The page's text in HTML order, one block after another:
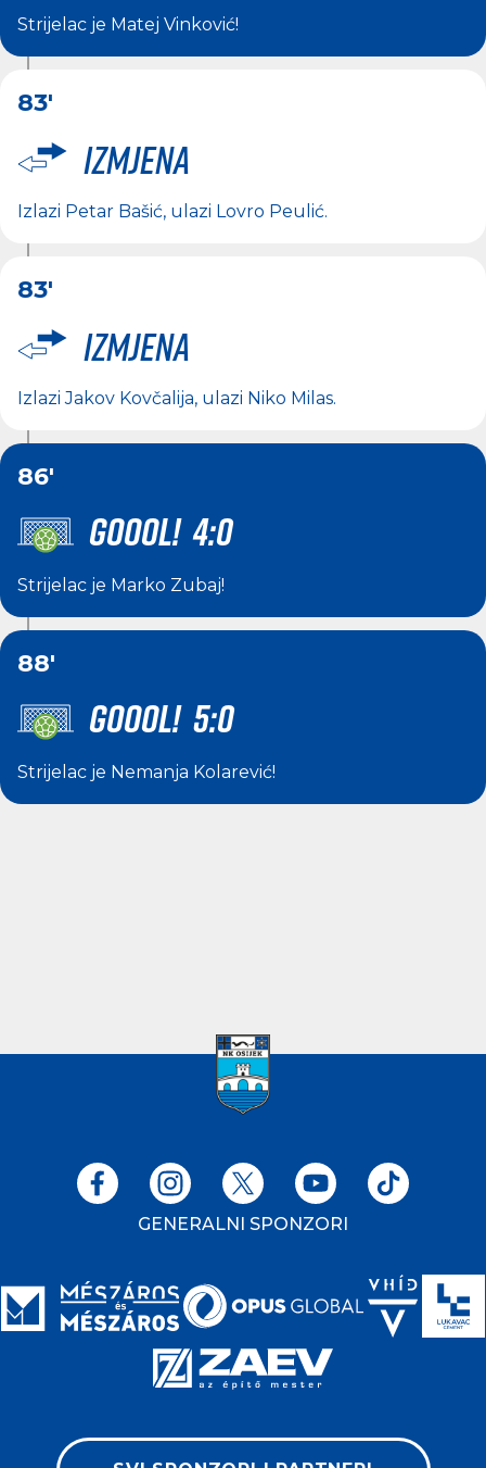
Strijelac je Matej Vinković!
83'
Izmjena
Izlazi Petar Bašić, ulazi Lovro Peulić.
83'
Izmjena
IzlaziJakov Kovčalija, ulazi Niko Milas.
86'
GOOOL! 4:0
Strijelac je Marko Zubaj!
88'
GOOOL! 5:0
Strijelac je Nemanja Kolarević!
GENERALNI SPONZORI